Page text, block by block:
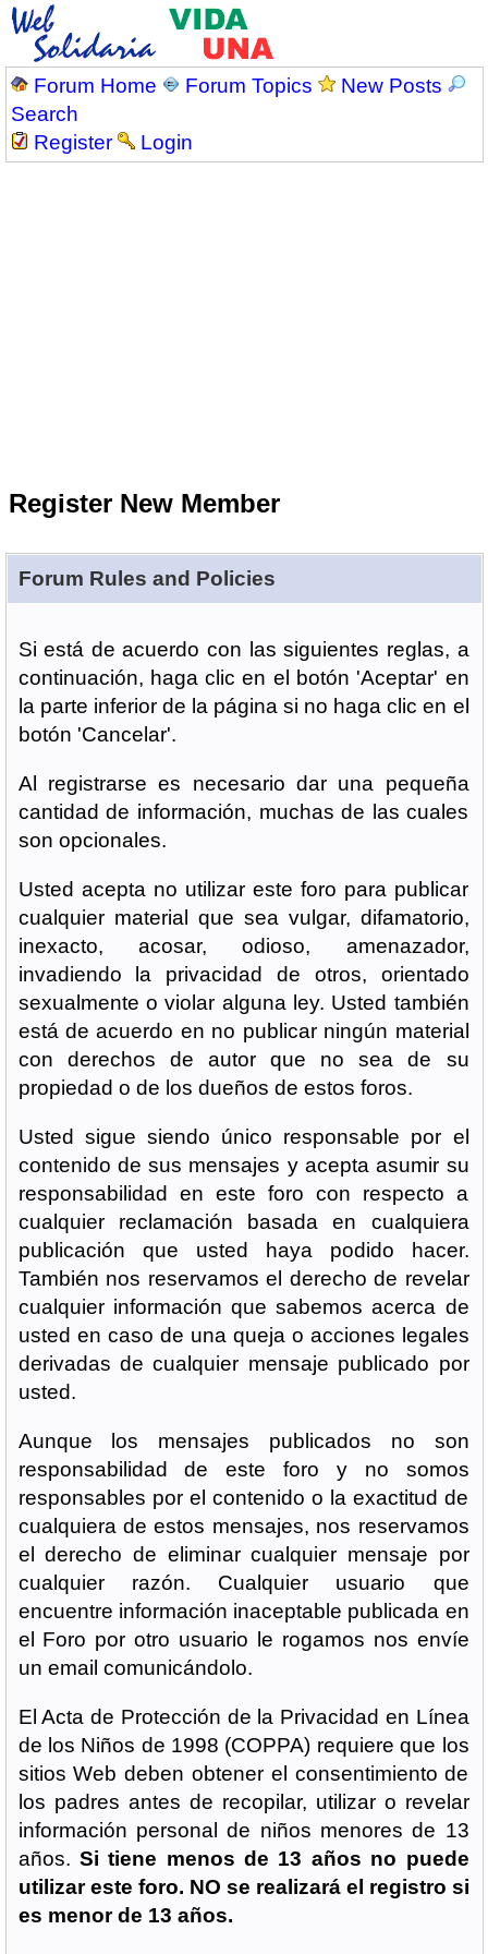
Forum Home Forum Topics
New Posts
Search
Register
Login
Register New Member
Forum Rules and Policies
Si está de acuerdo con las siguientes reglas, a
continuación, haga clic en el botón 'Aceptar' en
la parte inferior de la página si no haga clic en el
botón 'Cancelar'.
Al registrarse es necesario dar una pequeña
cantidad de información, muchas de las cuales
son opcionales.
Usted acepta no utilizar este foro para publicar
cualquier material que sea vulgar, difamatorio,
inexacto, acosar, odioso, amenazador,
invadiendo la privacidad de otros, orientado
sexualmente o violar alguna ley. Usted también
está de acuerdo en no publicar ningún material
con derechos de autor que no sea de su
propiedad o de los dueños de estos foros.
Usted sigue siendo único responsable por el
contenido de sus mensajes y acepta asumir su
responsabilidad en este foro con respecto a
cualquier reclamación basada en cualquiera
publicación que usted haya podido hacer.
También nos reservamos el derecho de revelar
cualquier información que sabemos acerca de
usted en caso de una queja o acciones legales
derivadas de cualquier mensaje publicado por
usted.
Aunque los mensajes publicados no son
responsabilidad de este foro y no somos
responsables por el contenido o la exactitud de
cualquiera de estos mensajes, nos reservamos
el derecho de eliminar cualquier mensaje por
cualquier razón. Cualquier usuario que
encuentre información inaceptable publicada en
el Foro por otro usuario le rogamos nos envíe
un email comunicándolo.
El Acta de Protección de la Privacidad en Línea
de los Niños de 1998 (COPPA) requiere que los
sitios Web deben obtener el consentimiento de
los padres antes de recopilar, utilizar o revelar
información personal de niños menores de 13
años. Si tiene menos de 13 años no puede
utilizar este foro. NO se realizará el registro si
es menor de 13 años.